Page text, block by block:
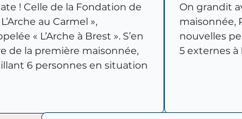
! Celle de la Fondation de
au Carmel »,
« L’Arche à Brest ». S’en
de la première maisonnée,
6 personnes en situation
On grandit
maisonnée,
nouvelles
5 externes à